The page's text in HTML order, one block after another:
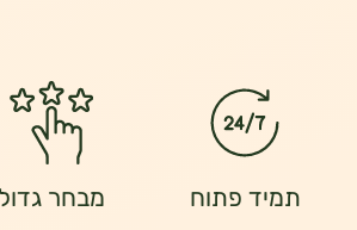
תמיד פתוח מבחר גדול